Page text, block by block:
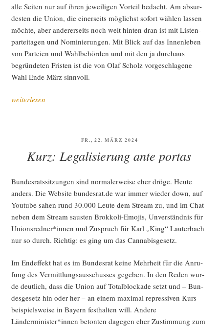
alle Sei­ten nur auf ihren jewei­li­gen Vor­teil bedacht. Am absur­
des­ten die Uni­on, die einer­seits mög­lichst sofort wäh­len las­sen
möch­te, aber ande­rer­seits noch weit hin­ten dran ist mit Lis­ten­
par­tei­ta­gen und Nomi­nie­run­gen. Mit Blick auf das Innen­le­ben
von Par­tei­en und Wahl­be­hör­den und mit den ja durch­aus
begrün­de­ten Fris­ten ist die von Olaf Scholz vor­ge­schla­ge­ne
Wahl Ende März sinnvoll.
„Ampel
weiterlesen
VERÖFFENTLICHT
FR., 22. MÄRZ 2024
Kurz: Legalisierung ante portas
Bun­des­rats­sit­zun­gen sind nor­ma­ler­wei­se eher drö­ge. Heu­te
anders. Die Web­site bundesrat.de war immer wie­der down, auf
You­tube sahen rund 30.000 Leu­te dem Stream zu, und im Chat
neben dem Stream saus­ten Brok­ko­li-Emo­jis, Unver­ständ­nis für
Unionsredner*innen und Zuspruch für Karl „King“ Lau­ter­bach
nur so durch. Rich­tig: es ging um das Cannabisgesetz.
Im End­ef­fekt hat es im Bun­des­rat kei­ne Mehr­heit für die Anru­
fung des Ver­mitt­lungs­aus­schus­ses gege­ben. In den Reden wur­
de deut­lich, dass die Uni­on auf Total­blo­cka­de setzt und – Bun­
des­ge­setz hin oder her – an einem maxi­mal repres­si­ven Kurs
bei­spiels­wei­se in Bay­ern fest­hal­ten will. Ande­re
Länderminister*innen beton­ten dage­gen eher Zustim­mung zum